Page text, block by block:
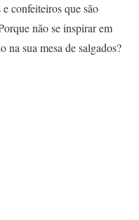
confeiteiros que são
não se inspirar em
na sua mesa de salgados?